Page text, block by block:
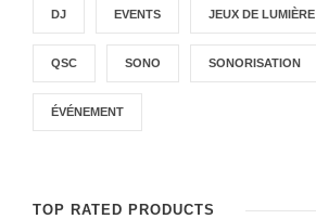
DJ EVENTS JEUX DE LUMIÈRE
QSC SONO SONORISATION
ÉVÉNEMENT
TOP RATED PRODUCTS